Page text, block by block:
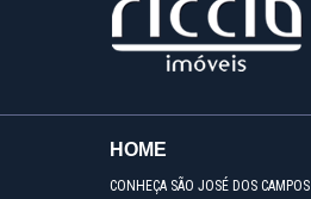
HOME
CONHEÇA SÃO JOSÉ DOS CAMPOS